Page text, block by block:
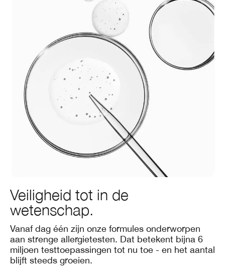
Veiligheid tot in de
wetenschap.
Vanaf dag één zijn onze formules onderworpen
aan strenge allergietesten. Dat betekent bijna 6
miljoen testtoepassingen tot nu toe - en het aantal
blijft steeds groeien.